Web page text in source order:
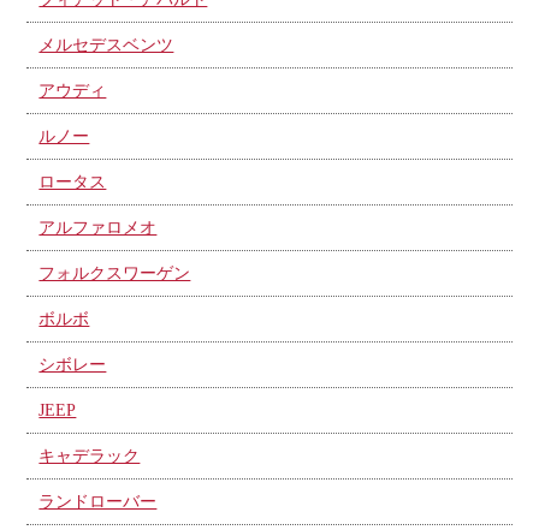
メルセデスベンツ
アウディ
ルノー
ロータス
アルファロメオ
フォルクスワーゲン
ボルボ
シボレー
JEEP
キャデラック
ランドローバー